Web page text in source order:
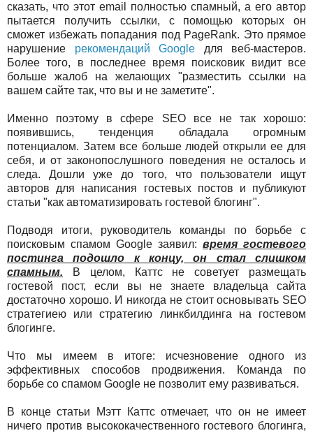
сказать, что этот email полностью спамный, а его автор
пытается получить ссылки, с помощью которых он
сможет избежать попадания под PageRank. Это прямое
нарушение рекомендаций Google для веб-мастеров.
Более того, в последнее время поисковик видит все
больше жалоб на желающих "разместить ссылки на
вашем сайте так, что вы и не заметите".
Именно поэтому в сфере SEO все не так хорошо:
появившись, тенденция обладала огромным
потенциалом. Затем все больше людей открыли ее для
себя, и от законопослушного поведения не осталось и
следа. Дошли уже до того, что пользователи ищут
авторов для написания гостевых постов и публикуют
статьи "как автоматизировать гостевой блогинг".
Подводя итоги, руководитель команды по борьбе с
поисковым спамом Google заявил: время гостевого
постинга подошло к концу, он стал слишком
спамным. В целом, Каттс не советует размещать
гостевой пост, если вы не знаете владельца сайта
достаточно хорошо. И никогда не стоит основывать SEO
стратегиею или стратегию линкбилдинга на гостевом
блогинге.
Что мы имеем в итоге: исчезновение одного из
эффективных способов продвижения. Команда по
борьбе со спамом Google не позволит ему развиваться.
В конце статьи Мэтт Каттс отмечает, что он не имеет
ничего против высококачественного гостевого блогинга,